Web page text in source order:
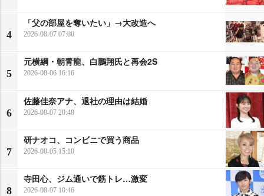
4
「父の部屋を奪いたい」→大改造へ
2026-08-07 07:00
5
元横綱・朝青龍、白鵬翔氏と再会2S
2026-08-06 16:16
6
佐藤佳奈アナ、退社の理由は結婚
2026-08-07 20:48
7
研ナオコ、コンビニで買う商品
2026-08-05 15:10
8
寺田心、ジム通いで筋トレ…激変
2026-08-07 10:46